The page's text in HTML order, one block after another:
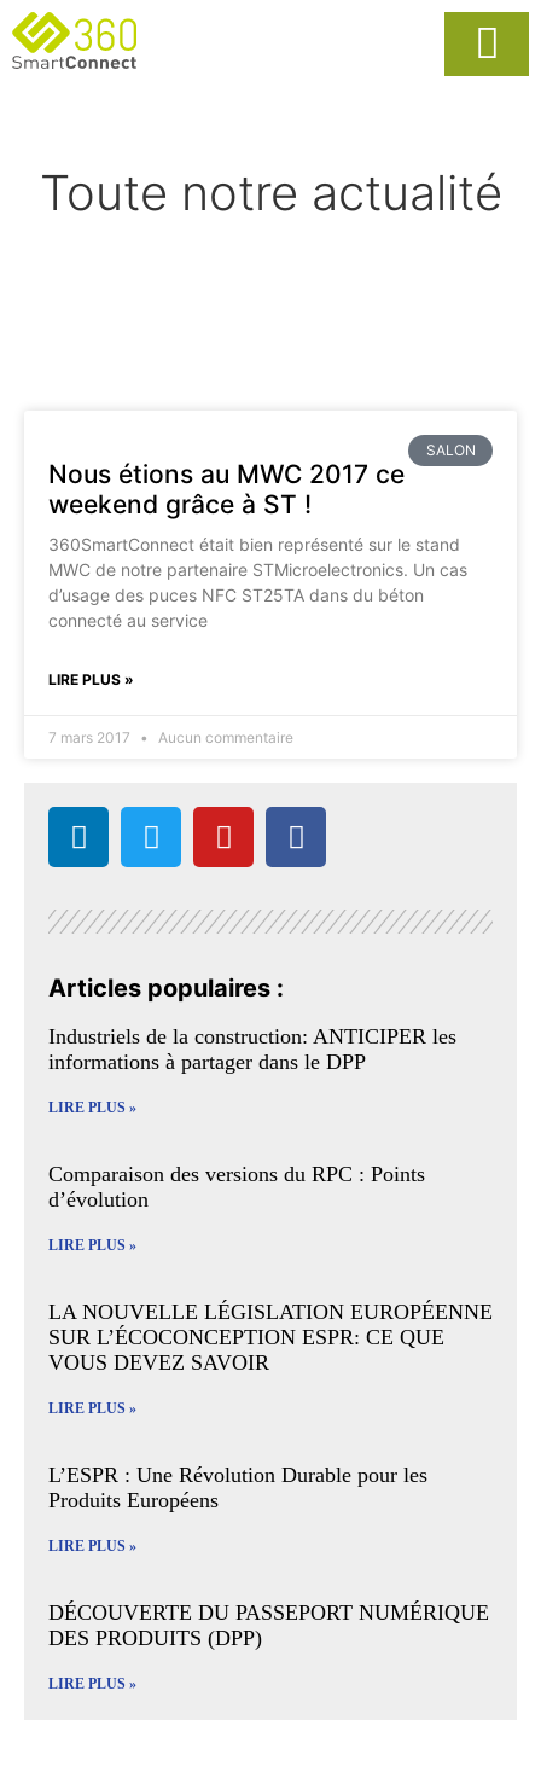
Toute notre actualité
SALON
Nous étions au MWC 2017 ce
weekend grâce à ST !
360SmartConnect était bien représenté sur le stand
MWC de notre partenaire STMicroelectronics. Un cas
d’usage des puces NFC ST25TA dans du béton
connecté au service
LIRE PLUS »
7 mars 2017 Aucun commentaire
Articles populaires :
Industriels de la construction: ANTICIPER les
informations à partager dans le DPP
LIRE PLUS »
Comparaison des versions du RPC : Points
d’évolution
LIRE PLUS »
LA NOUVELLE LÉGISLATION EUROPÉENNE
SUR L’ÉCOCONCEPTION ESPR: CE QUE
VOUS DEVEZ SAVOIR
LIRE PLUS »
L’ESPR : Une Révolution Durable pour les
Produits Européens
LIRE PLUS »
DÉCOUVERTE DU PASSEPORT NUMÉRIQUE
DES PRODUITS (DPP)
LIRE PLUS »